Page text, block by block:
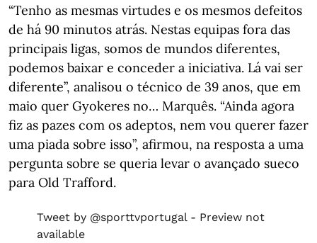
“Tenho as mesmas virtudes e os mesmos defeitos
de há 90 minutos atrás. Nestas equipas fora das
principais ligas, somos de mundos diferentes,
podemos baixar e conceder a iniciativa. Lá vai ser
diferente”, analisou o técnico de 39 anos, que em
maio quer Gyokeres no… Marquês. “Ainda agora
fiz as pazes com os adeptos, nem vou querer fazer
uma piada sobre isso”, afirmou, na resposta a uma
pergunta sobre se queria levar o avançado sueco
para Old Trafford.
Tweet by @sporttvportugal - Preview not
available